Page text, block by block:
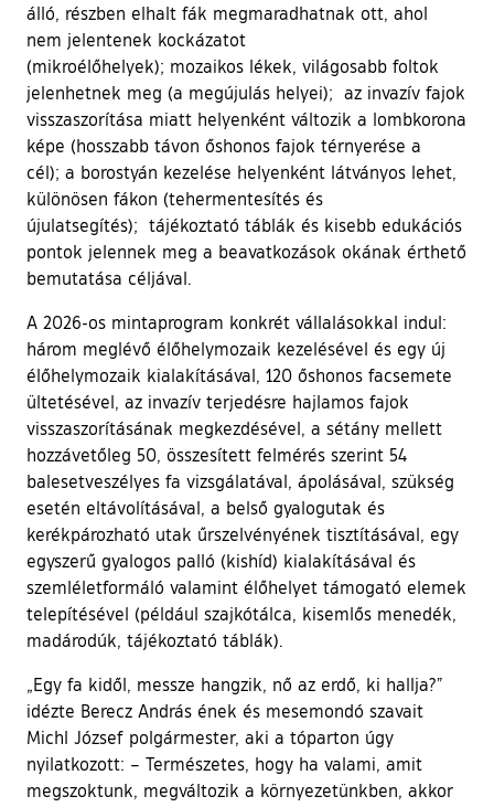
álló, részben elhalt fák megmaradhatnak ott, ahol
nem jelentenek kockázatot
(mikroélőhelyek); mozaikos lékek, világosabb foltok
jelenhetnek meg (a megújulás helyei); az invazív fajok
visszaszorítása miatt helyenként változik a lombkorona
képe (hosszabb távon őshonos fajok térnyerése a
cél); a borostyán kezelése helyenként látványos lehet,
különösen fákon (tehermentesítés és
újulatsegítés); tájékoztató táblák és kisebb edukációs
pontok jelennek meg a beavatkozások okának érthető
bemutatása céljával.
A 2026-os mintaprogram konkrét vállalásokkal indul:
három meglévő élőhelymozaik kezelésével és egy új
élőhelymozaik kialakításával, 120 őshonos facsemete
ültetésével, az invazív terjedésre hajlamos fajok
visszaszorításának megkezdésével, a sétány mellett
hozzávetőleg 50, összesített felmérés szerint 54
balesetveszélyes fa vizsgálatával, ápolásával, szükség
esetén eltávolításával, a belső gyalogutak és
kerékpározható utak űrszelvényének tisztításával, egy
egyszerű gyalogos palló (kishíd) kialakításával és
szemléletformáló valamint élőhelyet támogató elemek
telepítésével (például szajkótálca, kisemlős menedék,
madárodúk, tájékoztató táblák).
„Egy fa kidől, messze hangzik, nő az erdő, ki hallja?”
idézte Berecz András ének és mesemondó szavait
Michl József polgármester, aki a tóparton úgy
nyilatkozott: – Természetes, hogy ha valami, amit
megszoktunk, megváltozik a környezetünkben, akkor